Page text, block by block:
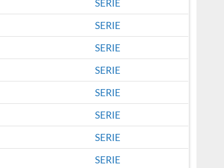
SERIE
SERIE
SERIE
SERIE
SERIE
SERIE
SERIE
SERIE